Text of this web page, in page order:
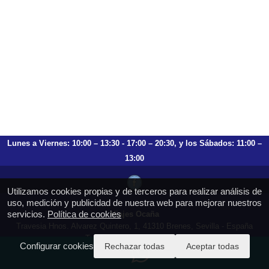
Utilizamos cookies propias y de terceros para realizar análisis de
uso, medición y publicidad de nuestra web para mejorar nuestros
servicios. Política de cookies
Configurar cookies Rechazar todas Aceptar todas
Lunes a Viernes: 10:00 – 13:30 - 17:00 – 20:30, y los Sábados: 11:00 –
13:00
Viajes Ocaña
T.: 659 753 504 954 797 472
https://viajesocana.es
reservas@viajesocana.es